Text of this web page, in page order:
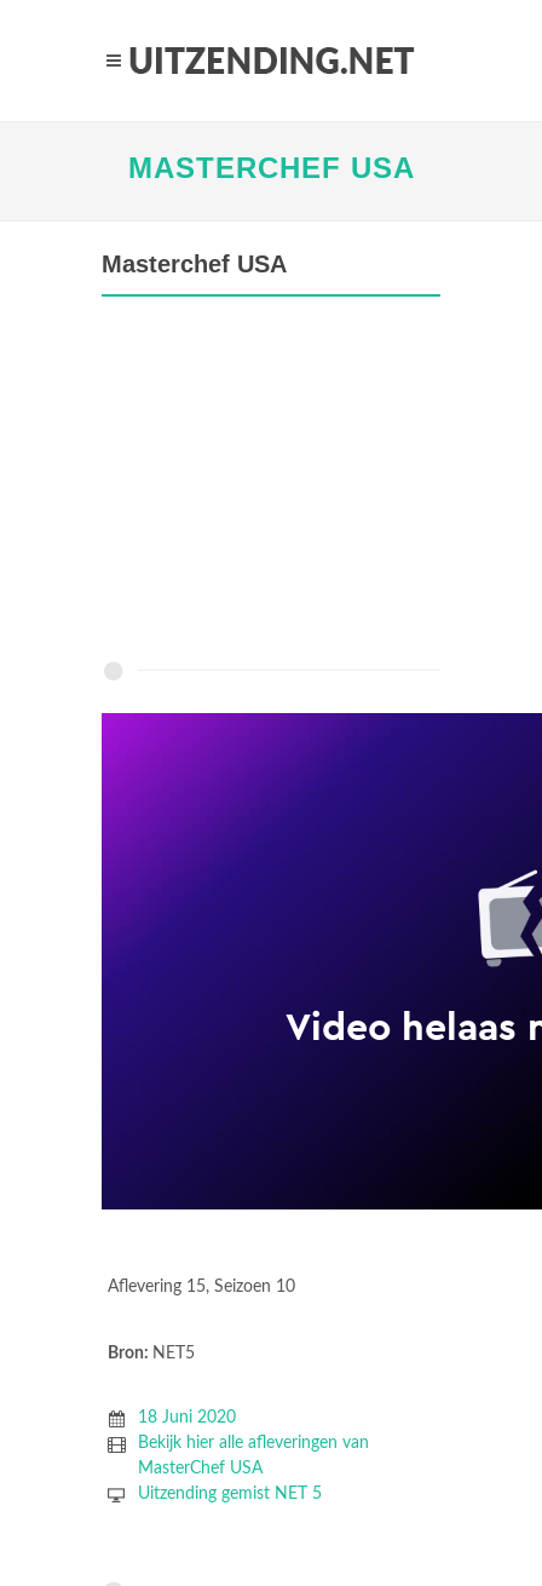
MASTERCHEF USA
Masterchef USA
Aflevering 15, Seizoen 10
Bron: NET5
18 Juni 2020
Bekijk hier alle afleveringen van
MasterChef USA
Uitzending gemist NET 5